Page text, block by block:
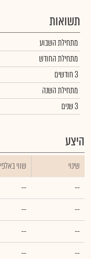
תשואות
מתחילת השבוע
מתחילת החודש
3 חודשים
מתחילת השנה
3 שנים
היצע
שינוי ₪ שווי באלפי
--
--
--
--
--
--
--
--